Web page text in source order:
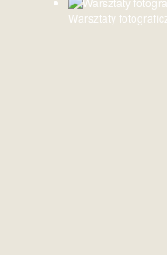
Warsztaty